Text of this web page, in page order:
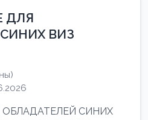
ДЛЯ
ВИЗ
СИНИХ